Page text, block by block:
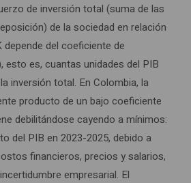
de inversión total (suma de las
de la sociedad en relación
del coeficiente de
es, cuantas unidades del PIB
inversión total. En Colombia, la
producto de un bajo coeficiente
debilitándose cayendo a mínimos:
del PIB en 2023-2025, debido a
financieros, precios y salarios,
empresarial. El